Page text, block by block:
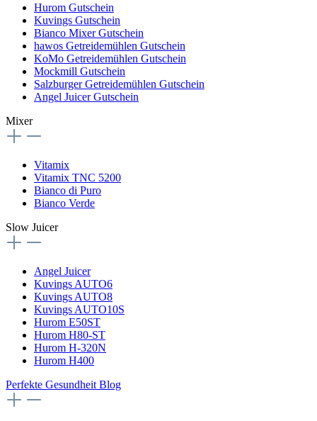
Hurom Gutschein
Kuvings Gutschein
Bianco Mixer Gutschein
hawos Getreidemühlen Gutschein
KoMo Getreidemühlen Gutschein
Mockmill Gutschein
Salzburger Getreidemühlen Gutschein
Angel Juicer Gutschein
Mixer
Vitamix
Vitamix TNC 5200
Bianco di Puro
Bianco Verde
Slow Juicer
Angel Juicer
Kuvings AUTO6
Kuvings AUTO8
Kuvings AUTO10S
Hurom E50ST
Hurom H80-ST
Hurom H-320N
Hurom H400
Perfekte Gesundheit Blog